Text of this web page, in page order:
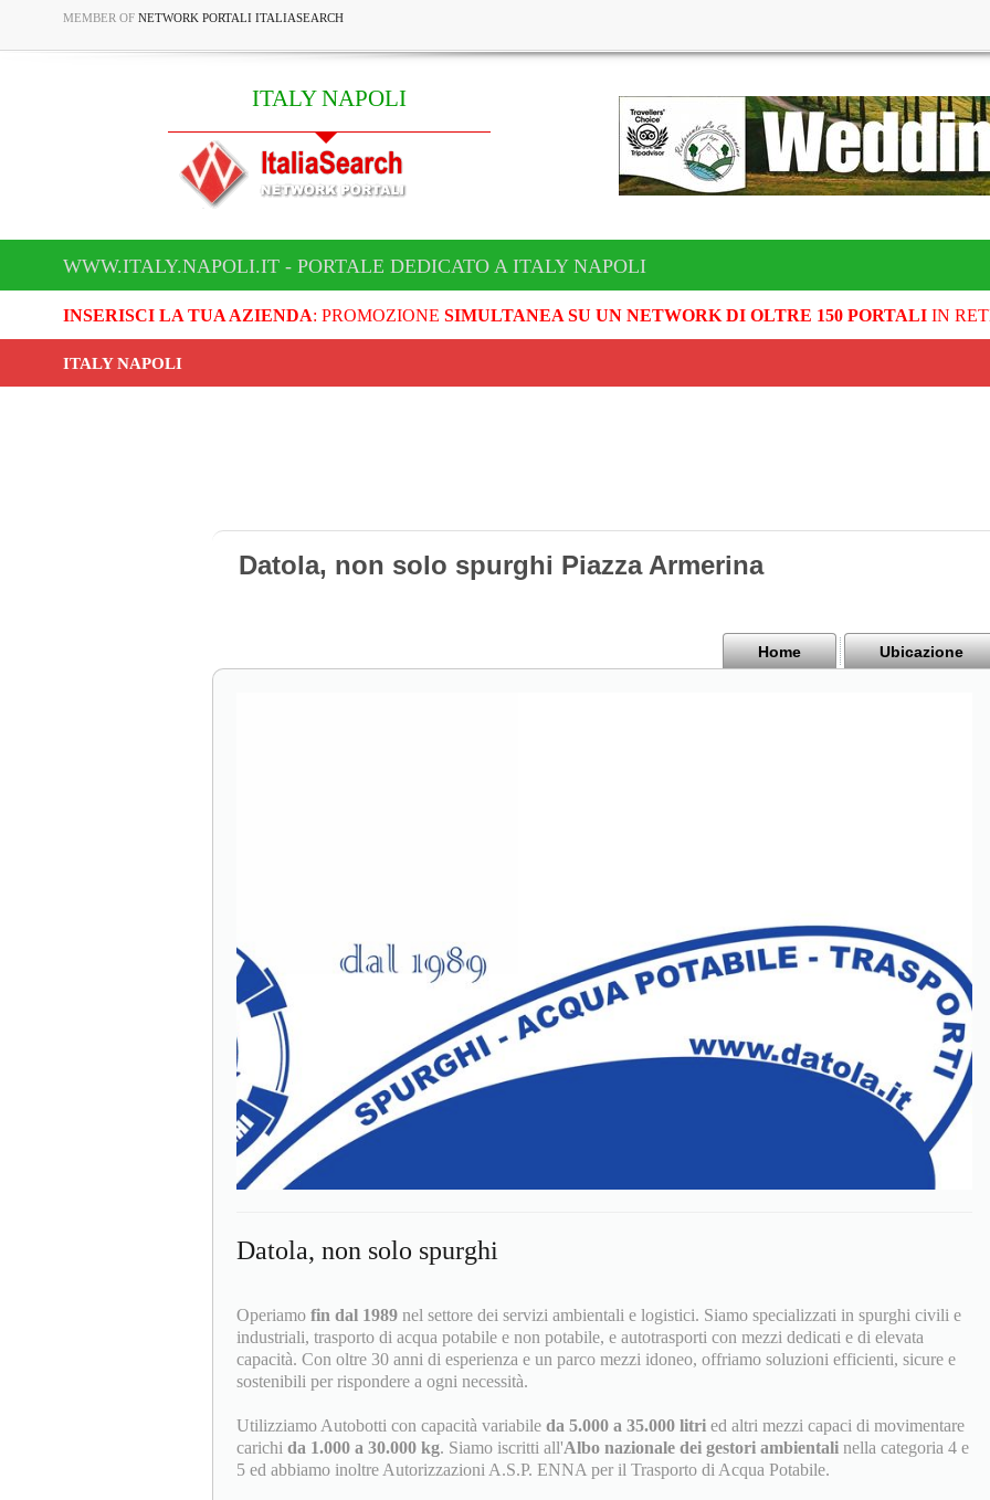
MEMBER OF NETWORK PORTALI ITALIASEARCH
ITALY NAPOLI
WWW.ITALY.NAPOLI.IT - PORTALE DEDICATO A ITALY NAPOLI
INSERISCI LA TUA AZIENDA: PROMOZIONE SIMULTANEA SU UN NETWORK DI OLTRE 150 PORTALIIN
ITALY NAPOLI
Datola, non solo spurghi Piazza Armerina
Home Ubicazione
Datola, non solo spurghi
Operiamo fin dal 1989 nel settore dei servizi ambientali e logistici. Siamo specializzati in spurghi civili e
industriali, trasporto di acqua potabile e non potabile, e autotrasporti con mezzi dedicati e di elevata
capacità. Con oltre 30 anni di esperienza e un parco mezzi idoneo, offriamo soluzioni efficienti, sicure e
sostenibili per rispondere a ogni necessità.
Utilizziamo Autobotti con capacità variabile da 5.000 a 35.000 litri ed altri mezzi capaci di movimentare
carichi da 1.000 a 30.000 kg. Siamo iscritti all'Albo nazionale dei gestori ambientali nella categoria 4 e
5 ed abbiamo inoltre Autorizzazioni A.S.P. ENNA per il Trasporto di Acqua Potabile.